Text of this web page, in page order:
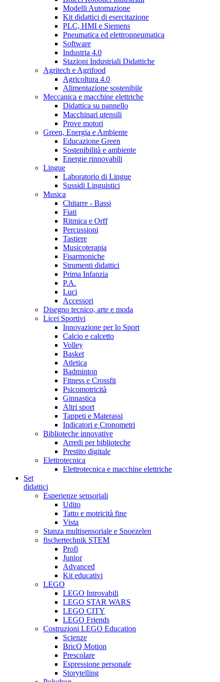
Modelli Automazione
Kit didattici di esercitazione
PLC, HMI e Siemens
Pneumatica ed elettropneumatica
Software
Industria 4.0
Stazioni Industriali Didattiche
Agritech e Agrifood
Agricoltura 4.0
Alimentazione sostenibile
Meccanica e macchine elettriche
Didattica su pannello
Macchinari utensili
Prove motori
Green, Energia e Ambiente
Educazione Green
Sostenibilità e ambiente
Energie rinnovabili
Lingue
Laboratorio di Lingue
Sussidi Linguistici
Musica
Chitarre - Bassi
Fiati
Ritmica e Orff
Percussioni
Tastiere
Musicoterapia
Fisarmoniche
Strumenti didattici
Prima Infanzia
P.A.
Luci
Accessori
Disegno tecnico, arte e moda
Licei Sportivi
Innovazione per lo Sport
Calcio e calcetto
Volley
Basket
Atletica
Badminton
Fitness e Crossfit
Psicomotricità
Ginnastica
Altri sport
Tappeti e Materassi
Indicatori e Cronometri
Biblioteche innovative
Arredi per biblioteche
Prestito digitale
Elettrotecnica
Elettrotecnica e macchine elettriche
Set
didattici
Esperienze sensoriali
Udito
Tatto e motricità fine
Vista
Stanza multisensoriale e Snoezelen
fischertechnik STEM
Profi
Junior
Advanced
Kit educativi
LEGO
LEGO Introvabili
LEGO STAR WARS
LEGO CITY
LEGO Friends
Costruzioni LEGO Education
Scienze
BricQ Motion
Prescolare
Espressione personale
Storytelling